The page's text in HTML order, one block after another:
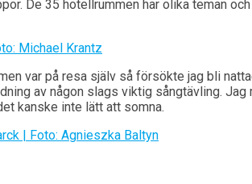
De 35 hotellrummen har olika teman
var på resa själv så försökte jag bli
av någon slags viktig sångtävling. Jag
kanske inte lätt att somna.